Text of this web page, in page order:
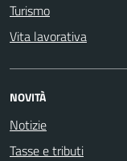
Turismo
Vita lavorativa
NOVITÀ
Notizie
Tasse e tributi